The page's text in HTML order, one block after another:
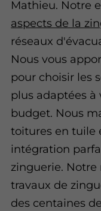
Mathieu. Notre
aspects de la
réseaux
Nous vous
pour choisir les
plus adaptées
budget. Nous
toitures en tuile
intégration
zinguerie.
travaux de
des centaines